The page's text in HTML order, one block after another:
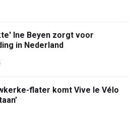
Ine Beyen zorgt voor
in Nederland
flater komt Vive le Vélo